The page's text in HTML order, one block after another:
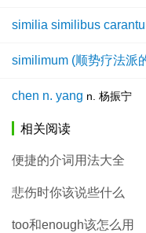
similia similibus
similimum (顺势疗法派
chen n. yang n. 杨振宁
相关阅读
便捷的介词用法大全
悲伤时你该说些什么
too和enough该怎么用